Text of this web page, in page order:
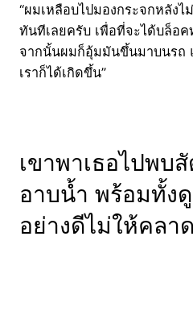
“ผมเหลือบไปมองกระจกหลัง
ทันทีเลยครับ เพื่อที่จะได้บล็อ
จากนั้นผมก็อุ้มมันขึ้นมาบนรถ
เราก็ได้เกิดขึ้น”
เขาพาเธอไปพบ
อาบน้ำ พร้อมทั้ง
อย่างดีไม่ให้คลา